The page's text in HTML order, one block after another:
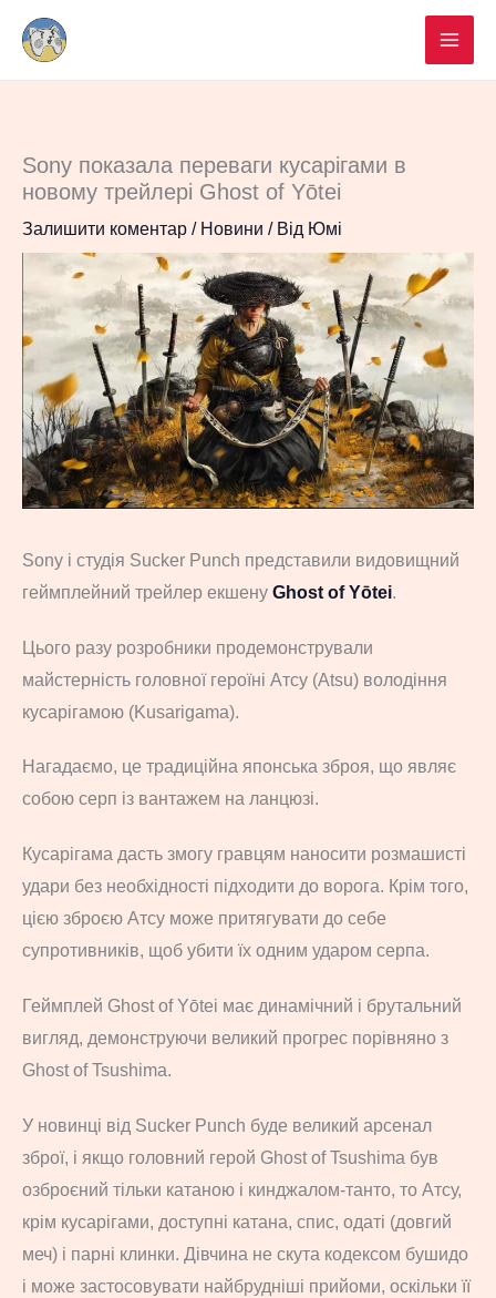
Перейти
вмісту
Sony показала переваги кусарігами в
новому трейлері Ghost of Yōtei
Залишити коментар / Новини / Від Юмі
Sony і студія Sucker Punch представили видовищний
геймплейний трейлер екшену Ghost of Yōtei.
Цього разу розробники продемонстрували
майстерність головної героїні Атсу (Atsu) володіння
кусарігамою (Kusarigama).
Нагадаємо, це традиційна японська зброя, що являє
собою серп із вантажем на ланцюзі.
Кусарігама дасть змогу гравцям наносити розмашисті
удари без необхідності підходити до ворога. Крім того,
цією зброєю Атсу може притягувати до себе
супротивників, щоб убити їх одним ударом серпа.
Геймплей Ghost of Yōtei має динамічний і брутальний
вигляд, демонструючи великий прогрес порівняно з
Ghost of Tsushima.
У новинці від Sucker Punch буде великий арсенал
зброї, і якщо головний герой Ghost of Tsushima був
озброєний тільки катаною і кинджалом-танто, то Атсу,
крім кусарігами, доступні катана, спис, одаті (довгий
меч) і парні клинки. Дівчина не скута кодексом бушидо
і може застосовувати найбрудніші прийоми, оскільки її